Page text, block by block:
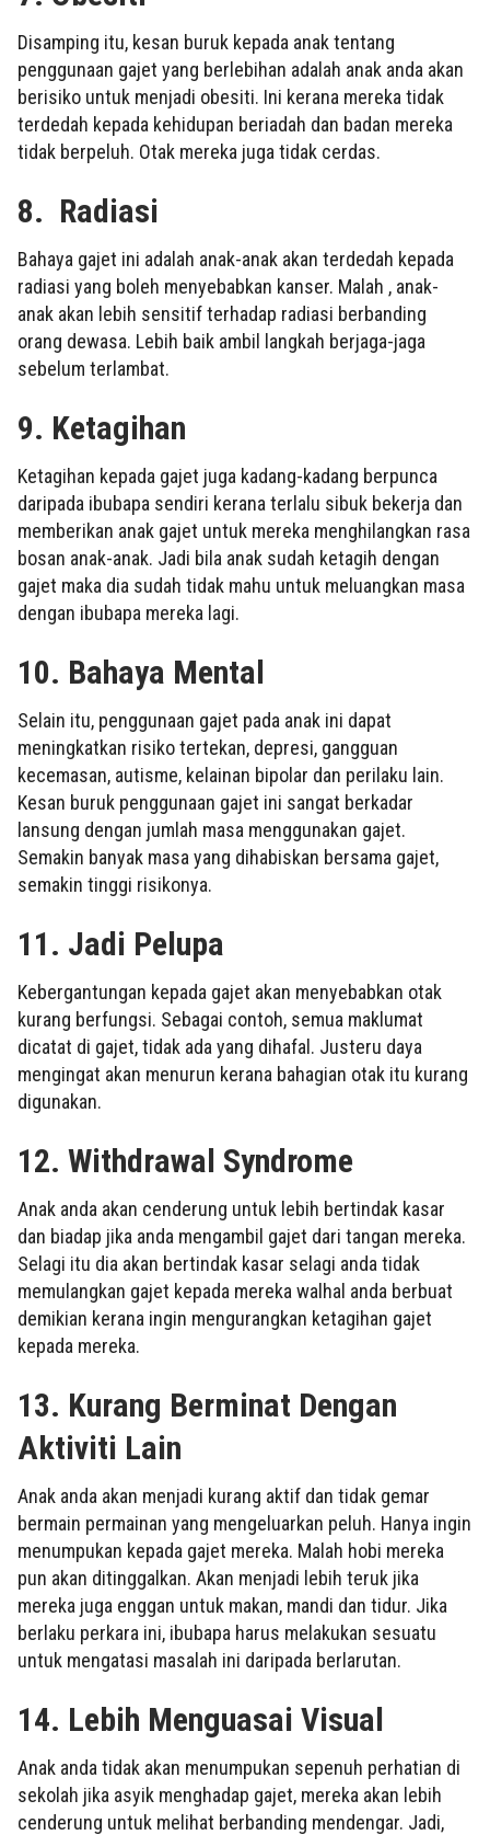
Disamping itu, kesan buruk kepada anak tentang
penggunaan gajet yang berlebihan adalah anak anda akan
berisiko untuk menjadi obesiti. Ini kerana mereka tidak
terdedah kepada kehidupan beriadah dan badan mereka
tidak berpeluh. Otak mereka juga tidak cerdas.
8. Radiasi
Bahaya gajet ini adalah anak-anak akan terdedah kepada
radiasi yang boleh menyebabkan kanser. Malah , anak-
anak akan lebih sensitif terhadap radiasi berbanding
orang dewasa. Lebih baik ambil langkah berjaga-jaga
sebelum terlambat.
9. Ketagihan
Ketagihan kepada gajet juga kadang-kadang berpunca
daripada ibubapa sendiri kerana terlalu sibuk bekerja dan
memberikan anak gajet untuk mereka menghilangkan rasa
bosan anak-anak. Jadi bila anak sudah ketagih dengan
gajet maka dia sudah tidak mahu untuk meluangkan masa
dengan ibubapa mereka lagi.
10. Bahaya Mental
Selain itu, penggunaan gajet pada anak ini dapat
meningkatkan risiko tertekan, depresi, gangguan
kecemasan, autisme, kelainan bipolar dan perilaku lain.
Kesan buruk penggunaan gajet ini sangat berkadar
lansung dengan jumlah masa menggunakan gajet.
Semakin banyak masa yang dihabiskan bersama gajet,
semakin tinggi risikonya.
11. Jadi Pelupa
Kebergantungan kepada gajet akan menyebabkan otak
kurang berfungsi. Sebagai contoh, semua maklumat
dicatat di gajet, tidak ada yang dihafal. Justeru daya
mengingat akan menurun kerana bahagian otak itu kurang
digunakan.
12. Withdrawal Syndrome
Anak anda akan cenderung untuk lebih bertindak kasar
dan biadap jika anda mengambil gajet dari tangan mereka.
Selagi itu dia akan bertindak kasar selagi anda tidak
memulangkan gajet kepada mereka walhal anda berbuat
demikian kerana ingin mengurangkan ketagihan gajet
kepada mereka.
13. Kurang Berminat Dengan
Aktiviti Lain
Anak anda akan menjadi kurang aktif dan tidak gemar
bermain permainan yang mengeluarkan peluh. Hanya ingin
menumpukan kepada gajet mereka. Malah hobi mereka
pun akan ditinggalkan. Akan menjadi lebih teruk jika
mereka juga enggan untuk makan, mandi dan tidur. Jika
berlaku perkara ini, ibubapa harus melakukan sesuatu
untuk mengatasi masalah ini daripada berlarutan.
14. Lebih Menguasai Visual
Anak anda tidak akan menumpukan sepenuh perhatian di
sekolah jika asyik menghadap gajet, mereka akan lebih
cenderung untuk melihat berbanding mendengar. Jadi,